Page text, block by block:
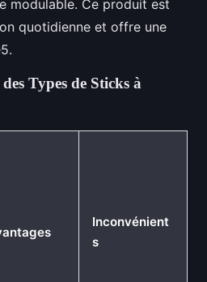
modulable. Ce produit est
quotidienne et offre une
Types de Sticks à
Inconvénient
s